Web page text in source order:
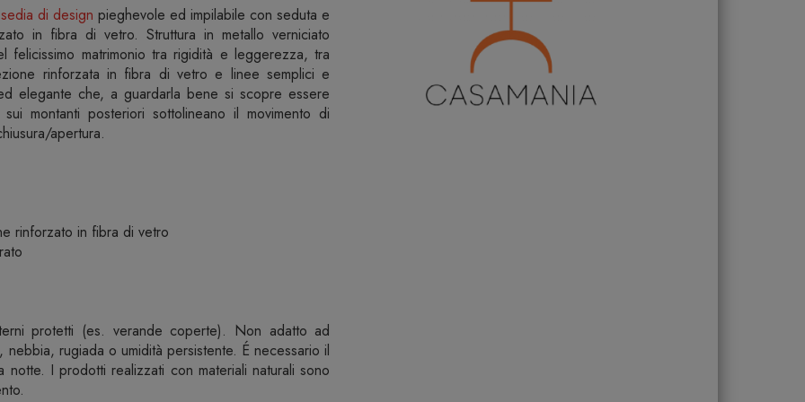
sedia di design pieghevole ed impilabile con seduta e
in fibra di vetro. Struttura in metallo verniciato
matrimonio tra rigidità e leggerezza, tra
rinforzata in fibra di vetro e linee semplici e
elegante che, a guardarla bene si scopre essere
montanti posteriori sottolineano il movimento di
apertura.‎
rinforzato in fibra di vetro
protetti (es. verande coperte). Non adatto ad
rugiada o umidità persistente. É necessario il
I prodotti realizzati con materiali naturali sono